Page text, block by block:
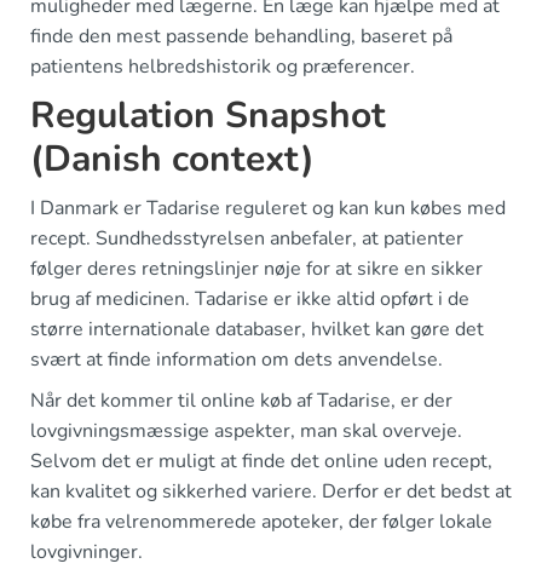
muligheder med lægerne. En læge kan hjælpe med at
finde den mest passende behandling, baseret på
patientens helbredshistorik og præferencer.
Regulation Snapshot
(Danish context)
I Danmark er Tadarise reguleret og kan kun købes med
recept. Sundhedsstyrelsen anbefaler, at patienter
følger deres retningslinjer nøje for at sikre en sikker
brug af medicinen. Tadarise er ikke altid opført i de
større internationale databaser, hvilket kan gøre det
svært at finde information om dets anvendelse.
Når det kommer til online køb af Tadarise, er der
lovgivningsmæssige aspekter, man skal overveje.
Selvom det er muligt at finde det online uden recept,
kan kvalitet og sikkerhed variere. Derfor er det bedst at
købe fra velrenommerede apoteker, der følger lokale
lovgivninger.